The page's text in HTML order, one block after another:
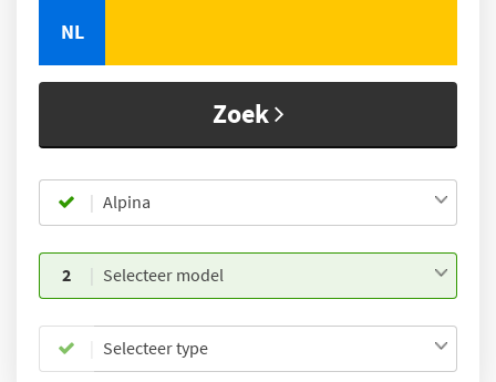
NL
Zoek
Alpina
2 Selecteer model
Selecteer type